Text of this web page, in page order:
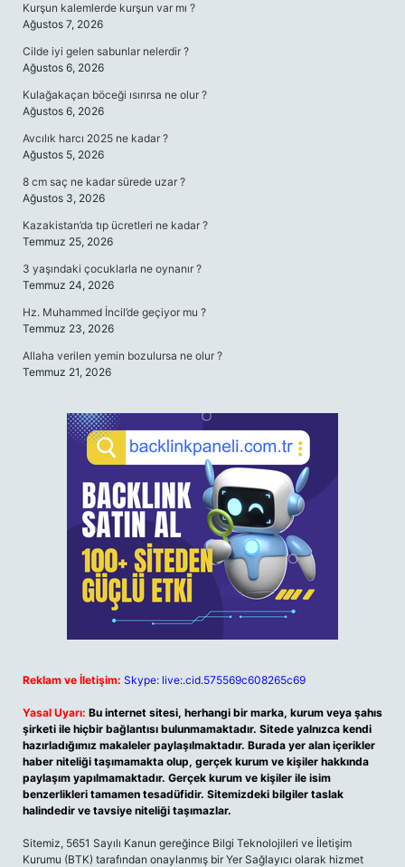
Kurşun kalemlerde kurşun var mı ?
Ağustos 7, 2026
Cilde iyi gelen sabunlar nelerdir ?
Ağustos 6, 2026
Kulağakaçan böceği ısırırsa ne olur ?
Ağustos 6, 2026
Avcılık harcı 2025 ne kadar ?
Ağustos 5, 2026
8 cm saç ne kadar sürede uzar ?
Ağustos 3, 2026
Kazakistan’da tıp ücretleri ne kadar ?
Temmuz 25, 2026
3 yaşındaki çocuklarla ne oynanır ?
Temmuz 24, 2026
Hz. Muhammed İncil’de geçiyor mu ?
Temmuz 23, 2026
Allaha verilen yemin bozulursa ne olur ?
Temmuz 21, 2026
Reklam ve İletişim: Skype: live:.cid.575569c608265c69
Yasal Uyarı: Bu internet sitesi, herhangi bir marka, kurum veya şahıs
şirketi ile hiçbir bağlantısı bulunmamaktadır. Sitede yalnızca kendi
hazırladığımız makaleler paylaşılmaktadır. Burada yer alan içerikler
haber niteliği taşımamakta olup, gerçek kurum ve kişiler hakkında
paylaşım yapılmamaktadır. Gerçek kurum ve kişiler ile isim
benzerlikleri tamamen tesadüfidir. Sitemizdeki bilgiler taslak
halindedir ve tavsiye niteliği taşımazlar.
Sitemiz, 5651 Sayılı Kanun gereğince Bilgi Teknolojileri ve İletişim
Kurumu (BTK) tarafından onaylanmış bir Yer Sağlayıcı olarak hizmet